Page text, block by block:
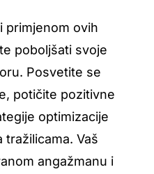
primjenom ovih
poboljšati svoje
Posvetite se
potičite pozitivne
optimizacije
tražilicama. Vaš
angažmanu i